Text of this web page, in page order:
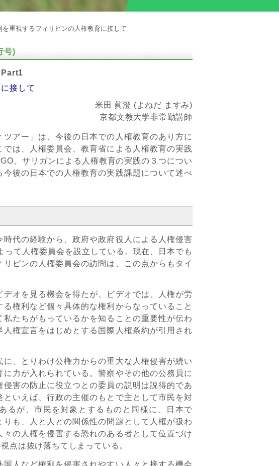
を重視するフィリピンの人権教育に接して
号)
接して
米田 眞澄 (よねだ ますみ)
京都文教大学非常勤講師
アー」は、今後の日本での人権教育のあり方に
は、人権委員会、教育省による人権教育の実践
、サリガンによる人権教育の実践の３つについ
後の日本での人権教育の実践課題について述べ
代の経験から、政府や政府役人による人権侵害
て人権委員会を設立している。現在、日本でも
ピンの人権委員会の訪問は、この点からもタイ
オを見る機会を得たが、ビデオでは、人権が労
権利など個々具体的な権利からなっていること
たちがもっているかを知ることの重要性が伝わ
権宣言をはじめとする国際人権条約が引用され
、とりわけ公権力からの重大な人権侵害が続い
力が入れられている。警察やその他の公務員に
害の防止に役立つとの委員の説明は説得的であ
いえば、行政の主催のもとで主として市民を対
るが、市民を対象とするものと同様に、日本で
も、人と人との関係性の問題として人権が扱わ
の人権を侵害する恐れのある者として位置づけ
点は抜け落ちてしまっている。
人など権利を侵害されやすい人々と接する機会